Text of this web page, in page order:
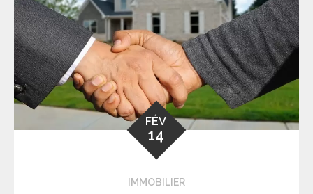
FÉV
14
IMMOBILIER